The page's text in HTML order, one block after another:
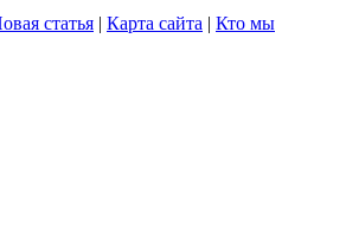
статья | Карта сайта | Кто мы